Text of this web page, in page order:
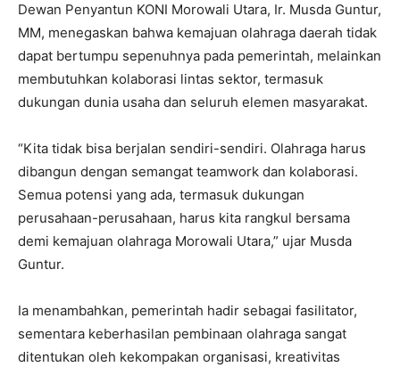
Dewan Penyantun KONI Morowali Utara, Ir. Musda Guntur,
MM, menegaskan bahwa kemajuan olahraga daerah tidak
dapat bertumpu sepenuhnya pada pemerintah, melainkan
membutuhkan kolaborasi lintas sektor, termasuk
dukungan dunia usaha dan seluruh elemen masyarakat.
“Kita tidak bisa berjalan sendiri-sendiri. Olahraga harus
dibangun dengan semangat teamwork dan kolaborasi.
Semua potensi yang ada, termasuk dukungan
perusahaan-perusahaan, harus kita rangkul bersama
demi kemajuan olahraga Morowali Utara,” ujar Musda
Guntur.
Ia menambahkan, pemerintah hadir sebagai fasilitator,
sementara keberhasilan pembinaan olahraga sangat
ditentukan oleh kekompakan organisasi, kreativitas